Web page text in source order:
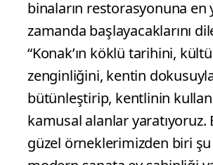
binaların restorasyonuna en
zamanda başlayacaklarını
“Konak’ın köklü tarihini,
zenginliğini, kentin
bütünleştirip, kentlinin
kamusal alanlar yaratıyoruz.
güzel örneklerimizden biri